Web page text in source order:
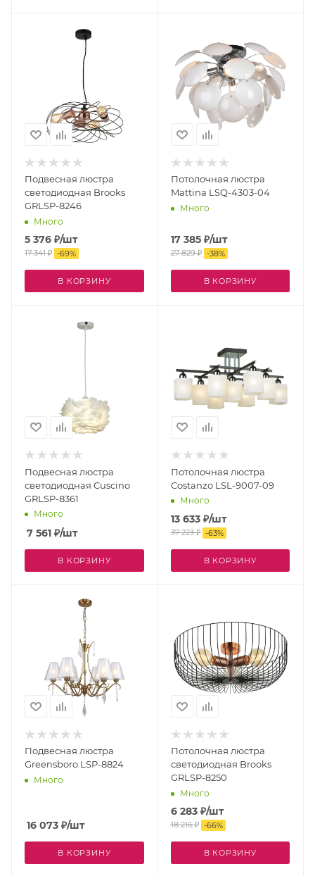
Подвесная люстра
светодиодная Brooks
GRLSP-8246
Много
5 376 ₽/шт
17 341₽ -69%
В КОРЗИНУ
Потолочная люстра
Mattina LSQ-4303-04
Много
17 385₽/шт
27 829₽ -38%
В КОРЗИНУ
Подвесная люстра
светодиодная Cuscino
GRLSP-8361
Много
7 561 ₽/шт
В КОРЗИНУ
Потолочная люстра
Costanzo LSL-9007-09
Много
13 633₽/шт
37 223₽ -63%
В КОРЗИНУ
Подвесная люстра
Greensboro LSP-8824
Много
16 073 ₽/шт
В КОРЗИНУ
Потолочная люстра
светодиодная Brooks
GRLSP-8250
Много
6 283₽/шт
18 216₽ -66%
В КОРЗИНУ